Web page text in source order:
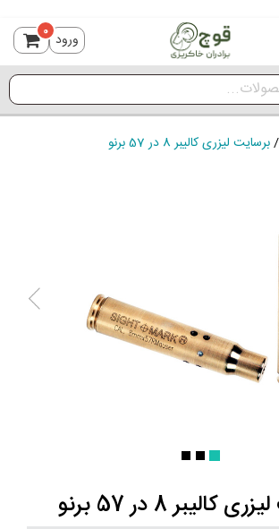
ورود 0
/برسایت لیزری کالیبر 8 در 57 برنو
8 در 57 برنو